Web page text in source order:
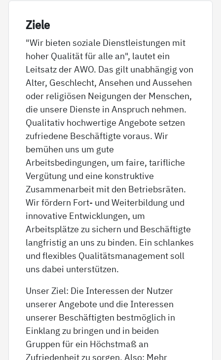
Zie­le
"Wir bieten soziale Dienstleistungen mit
hoher Qualität für alle an", lautet ein
Leitsatz der AWO. Das gilt unabhängig von
Alter, Geschlecht, Ansehen und Aussehen
oder religiösen Neigungen der Menschen,
die unsere Dienste in Anspruch nehmen.
Qualitativ hochwertige Angebote setzen
zufriedene Beschäftigte voraus. Wir
bemühen uns um gute
Arbeitsbedingungen, um faire, tarifliche
Vergütung und eine konstruktive
Zusammenarbeit mit den Betriebsräten.
Wir fördern Fort- und Weiterbildung und
innovative Entwicklungen, um
Arbeitsplätze zu sichern und Beschäftigte
langfristig an uns zu binden. Ein schlankes
und flexibles Qualitätsmanagement soll
uns dabei unterstützen.
Unser Ziel: Die Interessen der Nutzer
unserer Angebote und die Interessen
unserer Beschäftigten bestmöglich in
Einklang zu bringen und in beiden
Gruppen für ein Höchstmaß an
Zufriedenheit zu sorgen. Also: Mehr